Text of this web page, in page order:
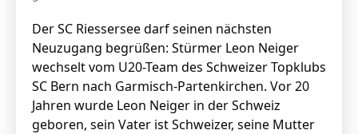
Der SC Riessersee darf seinen nächsten
Neuzugang begrüßen: Stürmer Leon Neiger
wechselt vom U20-Team des Schweizer Topklubs
SC Bern nach Garmisch-Partenkirchen. Vor 20
Jahren wurde Leon Neiger in der Schweiz
geboren, sein Vater ist Schweizer, seine Mutter